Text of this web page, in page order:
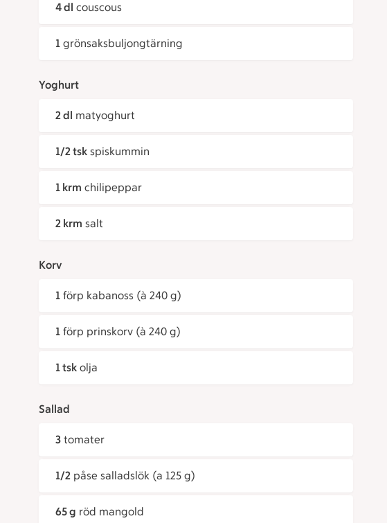
4 dl couscous
1 grönsaksbuljongtärning
Yoghurt
2 dl matyoghurt
1/2 tsk spiskummin
1 krm chilipeppar
2 krm salt
Korv
1 förp kabanoss (à 240 g)
1 förp prinskorv (à 240 g)
1 tsk olja
Sallad
3 tomater
1/2 påse salladslök (a 125 g)
65 g röd mangold